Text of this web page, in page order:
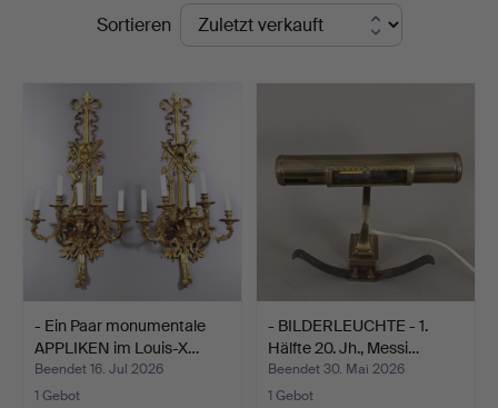
EndpreiseSortieren
- Ein Paar monumentale
APPLIKEN im Louis-X…
Beendet 16. Jul 2026
1 Gebot
- BILDERLEUCHTE - 1.
Hälfte 20. Jh., Messi…
Beendet 30. Mai 2026
1 Gebot